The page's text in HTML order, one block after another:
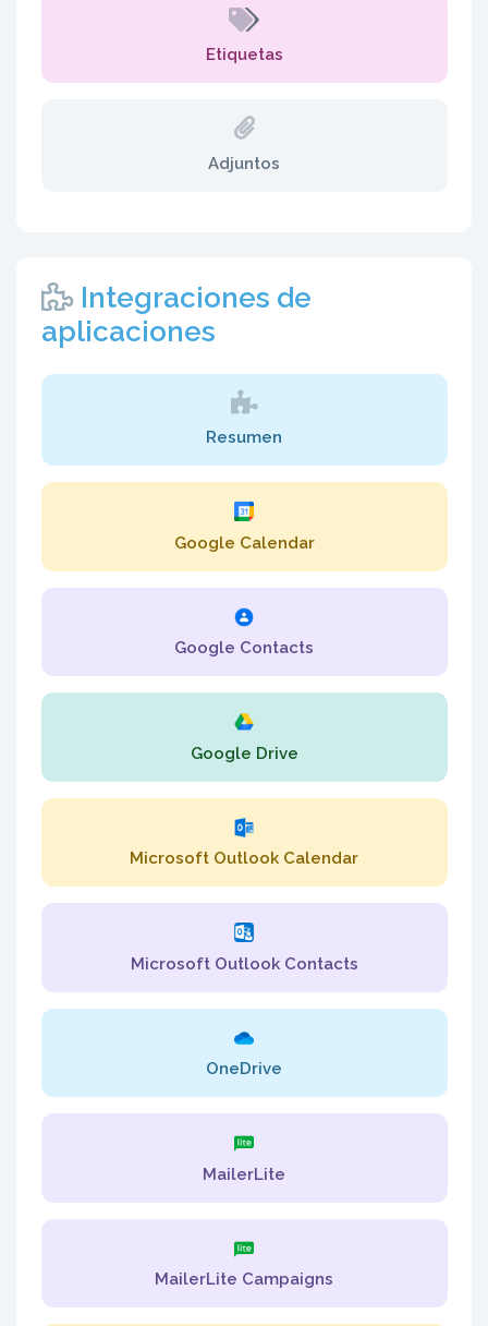
Etiquetas
Adjuntos
Integraciones de
aplicaciones
Resumen
Google Calendar
Google Contacts
Google Drive
Microsoft Outlook Calendar
Microsoft Outlook Contacts
OneDrive
MailerLite
MailerLite Campaigns